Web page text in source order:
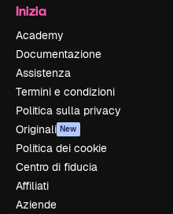
Inizia
Academy
Documentazione
Assistenza
Termini e condizioni
Politica sulla privacy
Originali New
Politica dei cookie
Centro di fiducia
Affiliati
Aziende